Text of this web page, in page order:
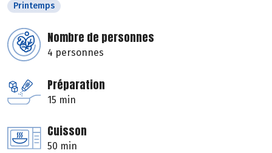
Printemps
Nombre de personnes
4 personnes
Préparation
15 min
Cuisson
50 min